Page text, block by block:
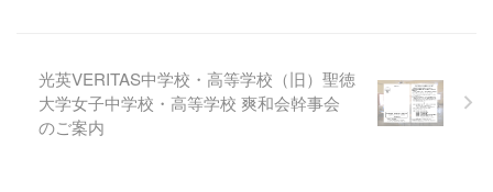
光英VERITAS中学校・高等学校（旧）聖徳
大学女子中学校・高等学校 爽和会幹事会
のご案内